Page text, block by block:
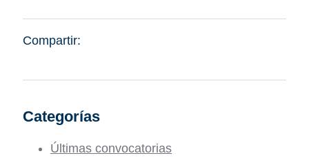
Compartir:
Categorías
Últimas convocatorias